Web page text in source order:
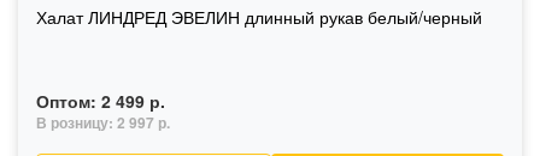
Халат ЛИНДРЕД ЭВЕЛИН длинный рукав белый/черный
Оптом: 2 499 р.
В розницу: 2 997 р.